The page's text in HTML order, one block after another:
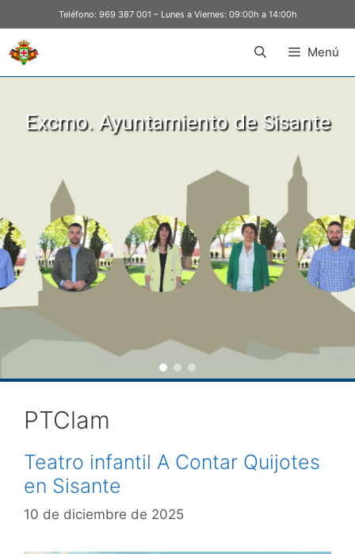
Teléfono: 969 387 001 – Lunes a Viernes: 09:00h a 14:00h
Menú
Excmo. Ayuntamiento de Sisante
PTClam
Teatro infantil A Contar Quijotes
en Sisante
10 de diciembre de 2025